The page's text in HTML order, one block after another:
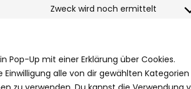
Zweck wird noch ermittelt
Pop-Up mit einer Erklärung über Cookies.
alle von dir gewählten Kategorien